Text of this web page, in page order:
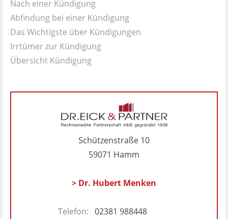
Nach einer Kündigung
Abfindung bei einer Kündigung
Das Wichtigste über Kündigungen
Irrtümer zur Kündigung
Übersicht Kündigung
Schützenstraße 10
59071 Hamm
> Dr. Hubert Menken
Telefon: 02381 988448